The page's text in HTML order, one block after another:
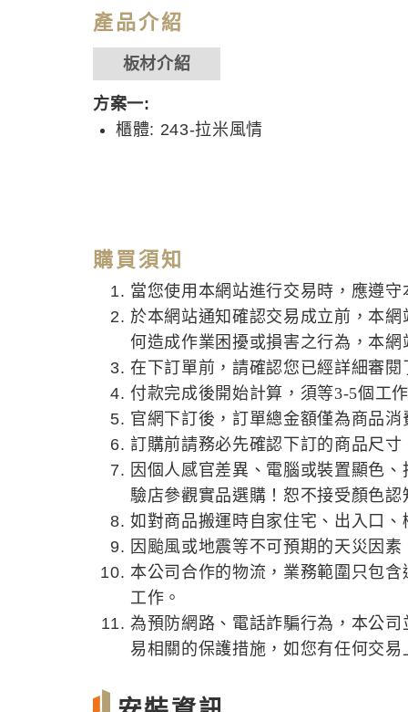
產品介紹
板材介紹
方案一:
櫃體: 243-拉米風情
購買須知
當您使用本網站進行交易時，應遵
於本網站通知確認交易成立前，本
何造成作業困擾或損害之行為，本
在下訂單前，請確認您已經詳細審
付款完成後開始計算，須等3-5個工
官網下訂後，訂單總金額僅為商品
訂購前請務必先確認下訂的商品尺
因個人感官差異、電腦或裝置顯色
驗店參觀實品選購！恕不接受顏色
如對商品搬運時自家住宅、出入口
因颱風或地震等不可預期的天災因
本公司合作的物流，業務範圍只包
工作。
為預防網路、電話詐騙行為，本公
易相關的保護措施，如您有任何交